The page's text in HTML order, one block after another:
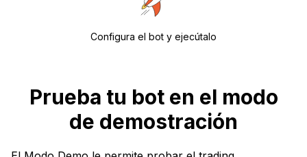
Configura el bot y ejecútalo
Prueba tu bot en el modo
de demostración